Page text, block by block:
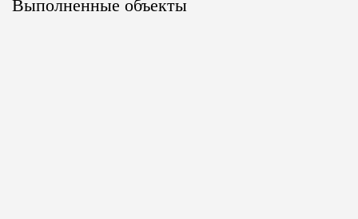
Выполненные объекты